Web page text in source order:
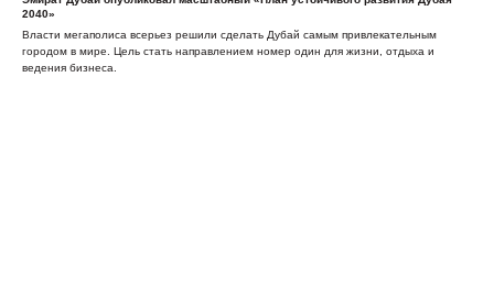
2040»
Власти мегаполиса всерьез решили сделать Дубай самым привлекательным
городом в мире. Цель стать направлением номер один для жизни, отдыха и
ведения бизнеса.